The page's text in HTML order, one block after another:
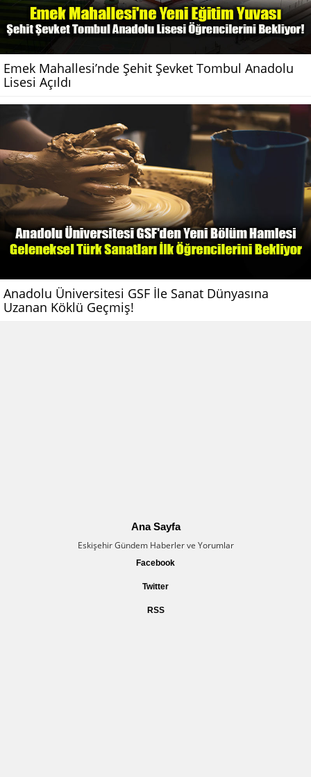
Emek Mahallesi’nde Şehit Şevket Tombul Anadolu
Lisesi Açıldı
Anadolu Üniversitesi GSF İle Sanat Dünyasına
Uzanan Köklü Geçmiş!
Ana Sayfa
Eskişehir Gündem Haberler ve Yorumlar
Facebook
Twitter
RSS